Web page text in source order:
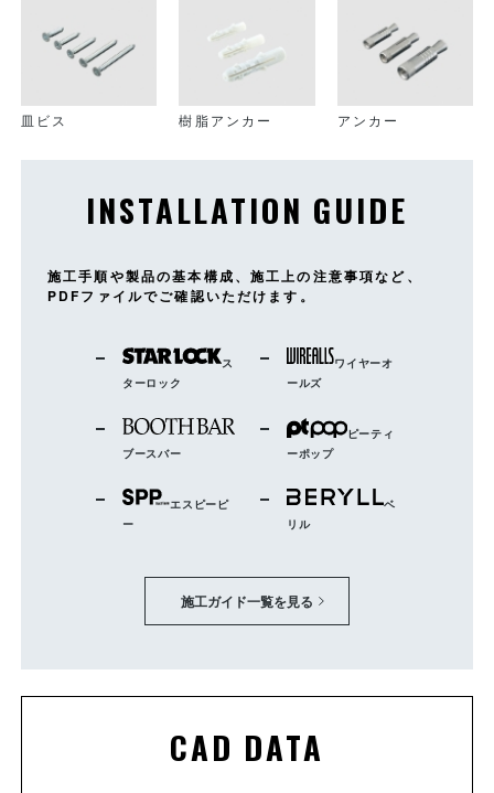
皿ビス 樹脂アンカー アンカー
INSTALLATION GUIDE
施工手順や製品の基本構成、施工上の注意事項など、
PDFファイルでご確認いただけます。
ス
ターロック
ブースバー
エスピーピ
ー
ワイヤーオ
ールズ
ピーティ
ーポップ
ベ
リル
施工ガイド一覧を見る
CAD DATA